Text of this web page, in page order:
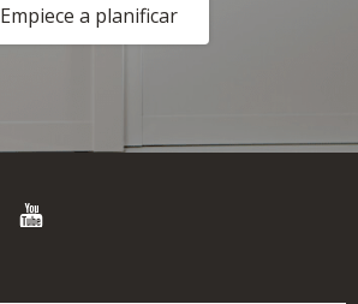
Empiece a planificar